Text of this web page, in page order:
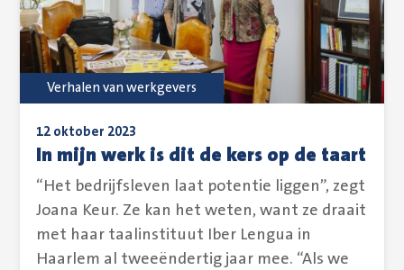
In mijn werk is dit de kers op de taart
12 oktober 2023
“Het bedrijfsleven laat potentie liggen”, zegt
Joana Keur. Ze kan het weten, want ze draait
met haar taalinstituut Iber Lengua in
Haarlem al tweeëndertig jaar mee. “Als we
Verhalen van werkgevers